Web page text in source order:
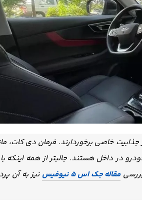
خاصی برخوردارند. فرمان دی کات،
در داخل هستند. جالبتر از همه اینکه با
مقاله جک اس 5 نیوفیس
نیز به آن